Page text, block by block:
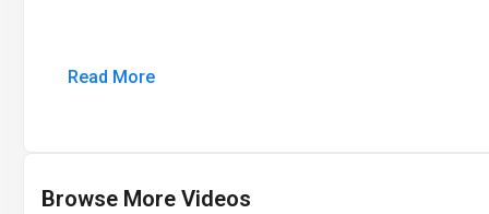
Read More
Browse More Videos